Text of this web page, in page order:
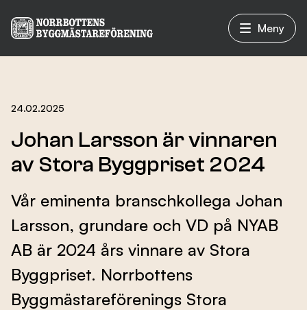
Meny
Om oss
Nyheter
Evenemang
24.02.2025
Johan Larsson är vinnaren
av Stora Byggpriset 2024
Vår eminenta branschkollega Johan
Larsson, grundare och VD på NYAB
AB är 2024 års vinnare av Stora
Byggpriset. Norrbottens
Byggmästareförenings Stora